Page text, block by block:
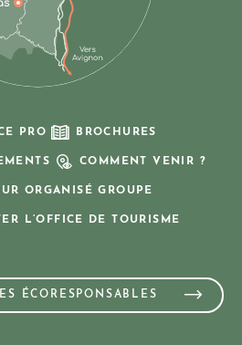
PRO BROCHURES
COMMENT VENIR ?
ORGANISÉ GROUPE
L’OFFICE DE TOURISME
ÉCORESPONSABLES